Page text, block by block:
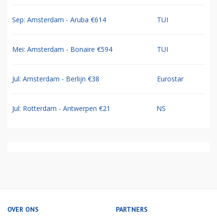
Sep: Amsterdam - Aruba €614 TUI
Mei: Amsterdam - Bonaire €594 TUI
Jul: Amsterdam - Berlijn €38 Eurostar
Jul: Rotterdam - Antwerpen €21 NS
OVER ONS PARTNERS